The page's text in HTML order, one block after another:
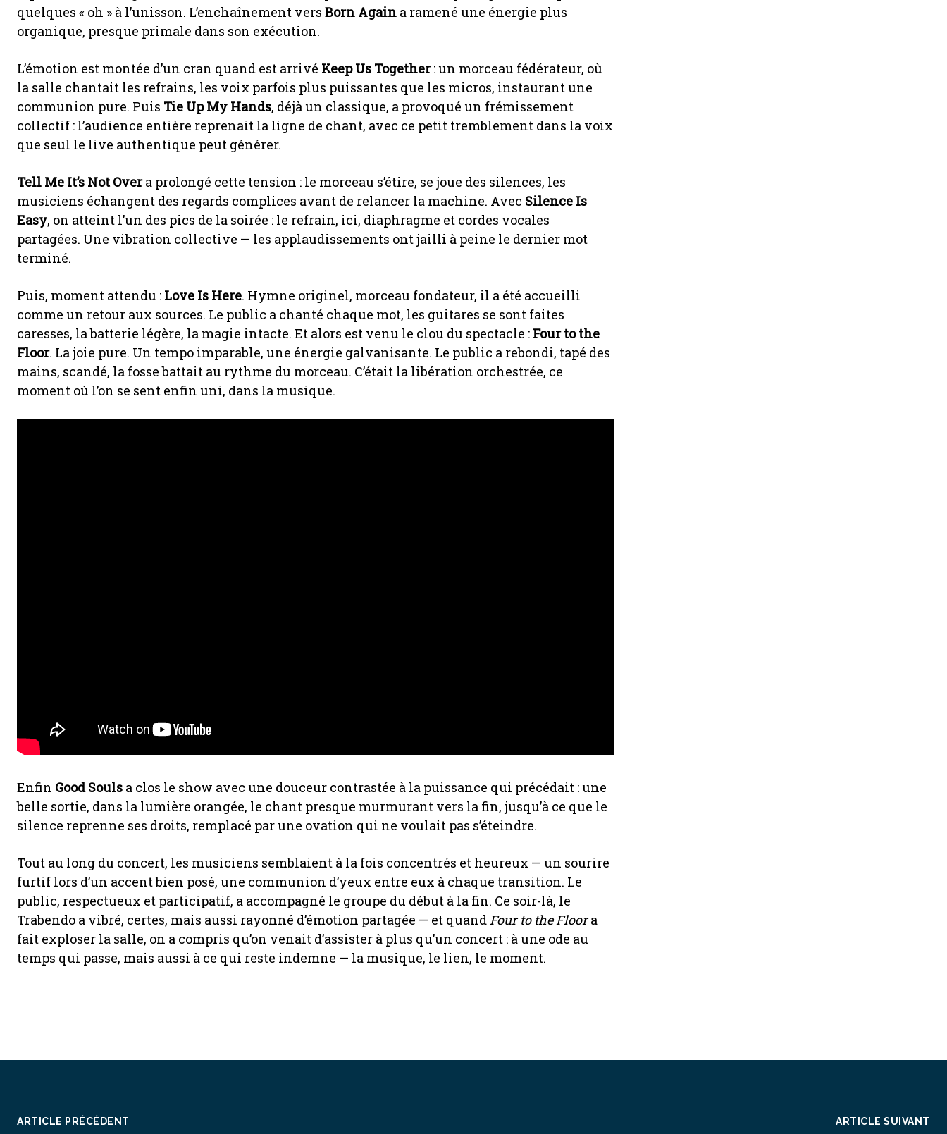
quelques « oh » à l’unisson. L’enchaînement vers Born Again a ramené une énergie plus
organique, presque primale dans son exécution.
L’émotion est montée d’un cran quand est arrivé Keep Us Together: un morceau fédérateur, où
la salle chantait les refrains, les voix parfois plus puissantes que les micros, instaurant une
communion pure. Puis Tie Up My Hands, déjà un classique, a provoqué un frémissement
collectif : l’audience entière reprenait la ligne de chant, avec ce petit tremblement dans la voix
que seul le live authentique peut générer.
Tell Me It’s Not Overa prolongé cette tension : le morceau s’étire, se joue des silences, les
musiciens échangent des regards complices avant de relancer la machine. Avec Silence Is
Easy, on atteint l’un des pics de la soirée : le refrain, ici, diaphragme et cordes vocales
partagées. Une vibration collective — les applaudissements ont jailli à peine le dernier mot
terminé.
Puis, moment attendu : Love Is Here. Hymne originel, morceau fondateur, il a été accueilli
comme un retour aux sources. Le public a chanté chaque mot, les guitares se sont faites
caresses, la batterie légère, la magie intacte. Et alors est venu le clou du spectacle : Four to the
Floor. La joie pure. Un tempo imparable, une énergie galvanisante. Le public a rebondi, tapé des
mains, scandé, la fosse battait au rythme du morceau. C’était la libération orchestrée, ce
moment où l’on se sent enfin uni, dans la musique.
Enfin Good Souls a clos le show avec une douceur contrastée à la puissance qui précédait : une
belle sortie, dans la lumière orangée, le chant presque murmurant vers la fin, jusqu’à ce que le
silence reprenne ses droits, remplacé par une ovation qui ne voulait pas s’éteindre.
Tout au long du concert, les musiciens semblaient à la fois concentrés et heureux — un sourire
furtif lors d’un accent bien posé, une communion d’yeux entre eux à chaque transition. Le
public, respectueux et participatif, a accompagné le groupe du début à la fin. Ce soir-là, le
Trabendo a vibré, certes, mais aussi rayonné d’émotion partagée — et quand Four to the Floora
fait exploser la salle, on a compris qu’on venait d’assister à plus qu’un concert : à une ode au
temps qui passe, mais aussi à ce qui reste indemne — la musique, le lien, le moment.
ARTICLE PRÉCÉDENT ARTICLE SUIVANT